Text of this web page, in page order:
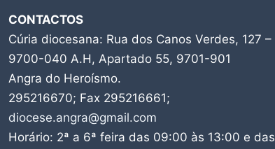
CONTACTOS
Cúria diocesana: Rua dos Canos Verdes, 127 –
9700-040 A.H, Apartado 55, 9701-901
Angra do Heroísmo.
295216670; Fax 295216661;
diocese.angra@gmail.com
Horário: 2ª a 6ª feira das 09:00 às 13:00 e das